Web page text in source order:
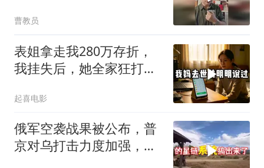
曹教员
表姐拿走我280万存折，
我挂失后，她全家狂打
起喜电影
俄军空袭战果被公布，普
京对乌打击力度加强，泽